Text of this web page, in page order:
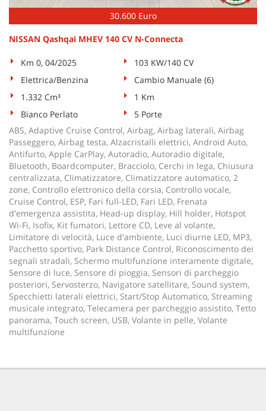
30.600 Euro
NISSAN Qashqai MHEV 140 CV N-Connecta
Km 0, 04/2025
103 KW/140 CV
Elettrica/Benzina
Cambio Manuale (6)
1.332 Cm³
1 Km
Bianco Perlato
5 Porte
ABS, Adaptive Cruise Control, Airbag, Airbag laterali, Airbag
Passeggero, Airbag testa, Alzacristalli elettrici, Android Auto,
Antifurto, Apple CarPlay, Autoradio, Autoradio digitale,
Bluetooth, Boardcomputer, Bracciolo, Cerchi in lega, Chiusura
centralizzata, Climatizzatore, Climatizzatore automatico, 2
zone, Controllo elettronico della corsia, Controllo vocale,
Cruise Control, ESP, Fari full-LED, Fari LED, Frenata
d'emergenza assistita, Head-up display, Hill holder, Hotspot
Wi-Fi, Isofix, Kit fumatori, Lettore CD, Leve al volante,
Limitatore di velocità, Luce d'ambiente, Luci diurne LED, MP3,
Pacchetto sportivo, Park Distance Control, Riconoscimento dei
segnali stradali, Schermo multifunzione interamente digitale,
Sensore di luce, Sensore di pioggia, Sensori di parcheggio
posteriori, Servosterzo, Navigatore satellitare, Sound system,
Specchietti laterali elettrici, Start/Stop Automatico, Streaming
musicale integrato, Telecamera per parcheggio assistito, Tetto
panorama, Touch screen, USB, Volante in pelle, Volante
multifunzione